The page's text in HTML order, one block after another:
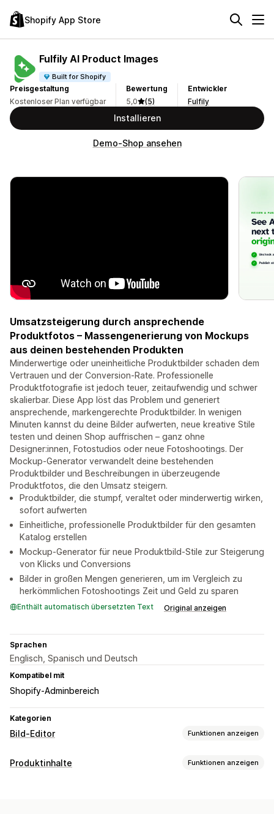
Shopify App Store
Fulfily AI Product Images
Built for Shopify
Preisgestaltung
Kostenloser Plan verfügbar
Bewertung
5,0
(5)
Entwickler
Fulfily
Installieren
Demo-Shop ansehen
Umsatzsteigerung durch ansprechende
Produktfotos – Massengenerierung von Mockups
aus deinen bestehenden Produkten
Minderwertige oder uneinheitliche Produktbilder schaden dem
Vertrauen und der Conversion-Rate. Professionelle
Produktfotografie ist jedoch teuer, zeitaufwendig und schwer
skalierbar. Diese App löst das Problem und generiert
ansprechende, markengerechte Produktbilder. In wenigen
Minuten kannst du deine Bilder aufwerten, neue kreative Stile
testen und deinen Shop auffrischen – ganz ohne
Designer:innen, Fotostudios oder neue Fotoshootings. Der
Mockup-Generator verwandelt deine bestehenden
Produktbilder und Beschreibungen in überzeugende
Produktfotos, die den Umsatz steigern.
Produktbilder, die stumpf, veraltet oder minderwertig wirken,
sofort aufwerten
Einheitliche, professionelle Produktbilder für den gesamten
Katalog erstellen
Mockup-Generator für neue Produktbild-Stile zur Steigerung
von Klicks und Conversions
Bilder in großen Mengen generieren, um im Vergleich zu
herkömmlichen Fotoshootings Zeit und Geld zu sparen
Enthält automatisch übersetzten Text Original anzeigen
Sprachen
Englisch, Spanisch und Deutsch
Kompatibel mit
Shopify-Adminbereich
Kategorien
Bild-Editor Funktionen anzeigen
Bildoptimierung
Produktinhalte Funktionen anzeigen